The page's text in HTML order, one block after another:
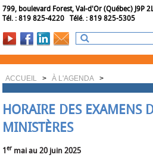
799, boulevard Forest, Val-d'Or (Québec) J9P
Tél. : 819 825-4220 Télé. : 819 825-5305
ACCUEIL > À L'AGENDA>
HORAIRE DES EXAMENS
MINISTÈRES
1er mai au 20 juin 2025